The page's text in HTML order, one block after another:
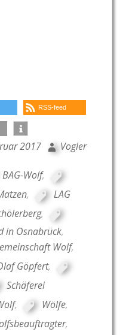
RSS-feed
2017 Vogler
BAG-Wolf,
,
LAG
,
in Osnabrück,
Wolf,
Göpfert,
Schäferei
, Wölfe,
,